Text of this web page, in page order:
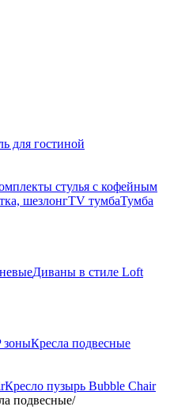
для гостиной
стулья с кофейным
шезлонгTV тумбаТумба
Диваны в стиле Loft
зоныКресла подвесные
Кресло пузырь Bubble Chair
подвесные/